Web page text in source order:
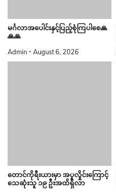
မင်္ဂလာအပေါင်းနှင့်ပြည့်စုံကြပါစေ🙏
🙏🙏
Admin August 6, 2026
တောင်ကိုရီးယားမှာ အပူလှိုင်းကြောင့်
သေဆုံးသူ ၁၉ ဦးအထိရှိလာ